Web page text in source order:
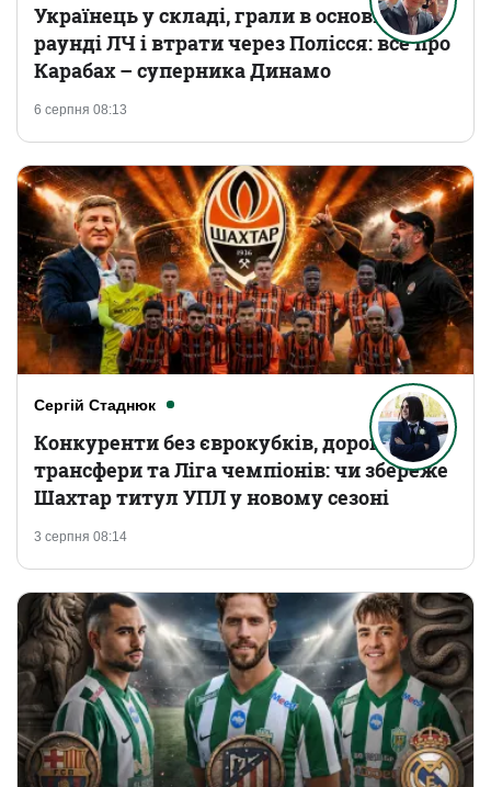
6 серпня 08:13
Українець у складі, грали в основному
раунді ЛЧ і втрати через Полісся: все про
Карабах – суперника Динамо
Сергій Стаднюк
3 серпня 08:14
Конкуренти без єврокубків, дорогі
трансфери та Ліга чемпіонів: чи збереже
Шахтар титул УПЛ у новому сезоні